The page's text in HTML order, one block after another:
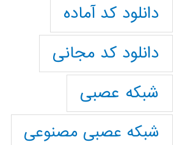
دانلود کد آماده
دانلود کد مجانی
شبکه عصبی
شبکه عصبی مصنوعی